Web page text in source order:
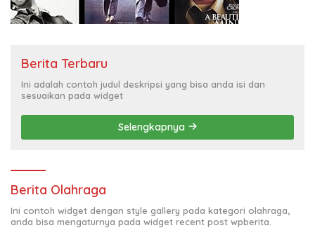
Berita Terbaru
Ini adalah contoh judul deskripsi yang bisa anda isi dan
sesuaikan pada widget
Selengkapnya
Berita Olahraga
Ini contoh widget dengan style gallery pada kategori olahraga,
anda bisa mengaturnya pada widget recent post wpberita.